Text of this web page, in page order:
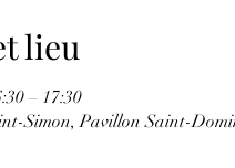
lieu
– 17:30
Simon, Pavillon Saint-